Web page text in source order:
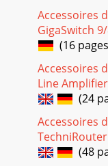
Accessoires
GigaSwitch
(16
Accessoires
Line
(24
Accessoires
(48